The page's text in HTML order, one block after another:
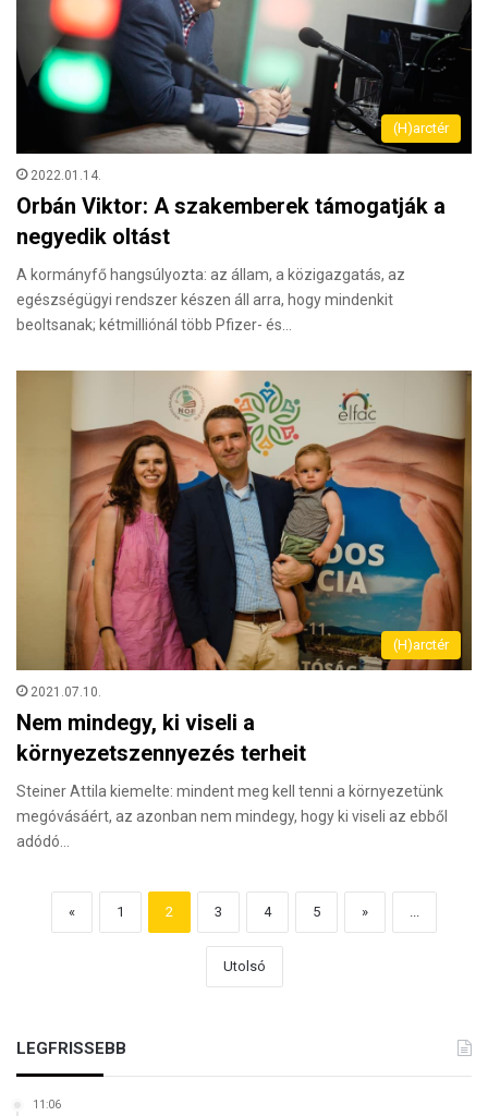
(H)arctér
2022.01.14.
Orbán Viktor: A szakemberek támogatják a
negyedik oltást
A kormányfő hangsúlyozta: az állam, a közigazgatás, az
egészségügyi rendszer készen áll arra, hogy mindenkit
beoltsanak; kétmilliónál több Pfizer- és…
(H)arctér
2021.07.10.
Nem mindegy, ki viseli a
környezetszennyezés terheit
Steiner Attila kiemelte: mindent meg kell tenni a környezetünk
megóvásáért, az azonban nem mindegy, hogy ki viseli az ebből
adódó…
« 1 2 3 4 5 »
Utolsó
LEGFRISSEBB
11:06